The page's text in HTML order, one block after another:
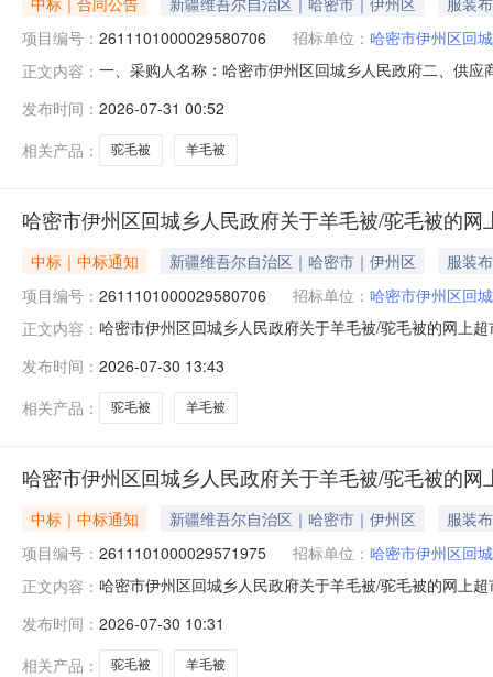
项目编号： 2611101000029580706 招标单位： 哈密市伊州区回
正文内容： 一、采购人名称：哈密市伊州区回城乡人民政府二、供
33.001203960服务要求或标的基本概况：七、其它事项
发布时间： 2026-07-31 00:52
相关产品：
驼毛被 羊毛被
哈密市伊州区回城乡人民政府关于羊毛被/驼毛被的
中标｜中标通知 新疆维吾尔自治区｜哈密市｜伊州区
服装
项目编号： 2611101000029580706 招标单位： 哈密市伊州区回
正文内容： 哈密市伊州区回城乡人民政府关于羊毛被/驼毛被的网上
购计划金额（元）:项目所在行政区划编码:650502项目
发布时间： 2026-07-30 13:43
相关产品：
驼毛被 羊毛被
哈密市伊州区回城乡人民政府关于羊毛被/驼毛被的
中标｜中标通知 新疆维吾尔自治区｜哈密市｜伊州区
服装
项目编号： 2611101000029571975 招标单位： 哈密市伊州区回
正文内容： 哈密市伊州区回城乡人民政府关于羊毛被/驼毛被的网上
购计划金额（元）:项目所在行政区划编码:650502项目
发布时间： 2026-07-30 10:31
相关产品：
驼毛被 羊毛被